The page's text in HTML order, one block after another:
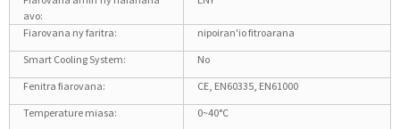
avo:
Fiarovana ny faritra:
nipoiran'io fitroarana
Smart Cooling System:
No
Fenitra fiarovana:
CE, EN60335, EN61000
Temperature miasa:
0~40°C